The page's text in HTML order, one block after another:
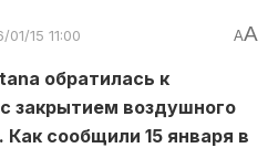
01/15 11:00 AA
обратилась к
закрытием воздушного
сообщили 15 января в